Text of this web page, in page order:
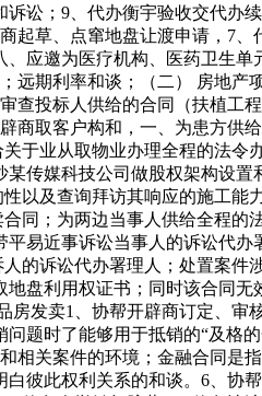
讼；9、代办衡宇验收交代
草、点窜地盘让渡申请，7
应邀为医疗机构、医药卫生
远期利率和谈；（二） 房地
查投标人供给的合同（扶植
商取客户构和，一、为患方
于业从取物业办理全程的法
传媒科技公司做股权架构设
以及查询拜访其响应的施工
同；为两边当事人供给全程
易近事诉讼当事人的诉讼代
的诉讼代办署理人；处置案
盘利用权证书；同时该合同
发卖1、协帮开辟商订定、
题时了能够用于抵销的“及
相关案件的环境；金融合同
彼此权利关系的和谈。6、